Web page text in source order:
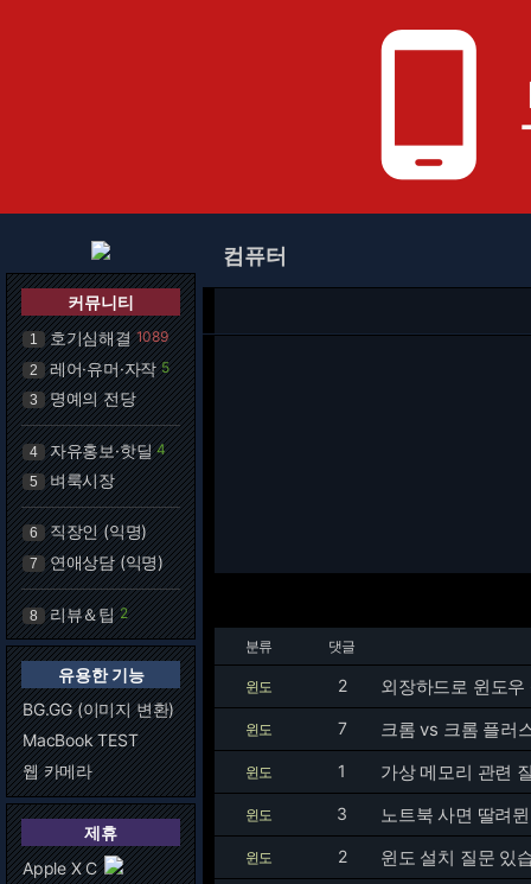
phone_android
커뮤니티
1 호기심해결 1089
2 레어·유머·자작 5
3 명예의 전당
4 자유홍보·핫딜 4
5 벼룩시장
6 직장인 (익명)
7 연애상담 (익명)
8 리뷰＆팁 2
유용한 기능
BG.GG (이미지 변환)
MacBook TEST
웹 카메라
제휴
Apple X C
컴퓨터
분류 댓글
윈도 2 외장하드로 윈도
윈도 7 크롬 vs 크롬 플러
윈도 1 가상 메모리 관련
윈도 3
윈도 2 윈도 설치 질문 있